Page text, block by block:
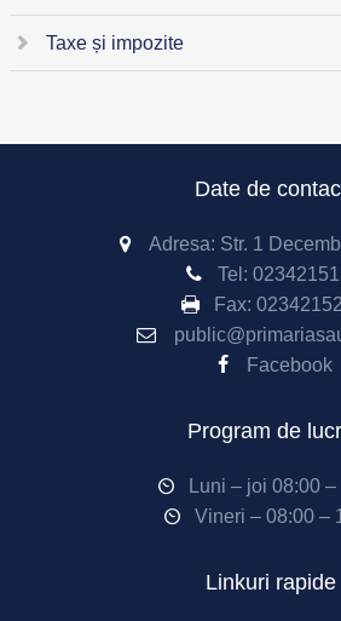
Taxe și impozite
Date de
Adresa: Str. 1
Tel:
Fax:
Facebook
Program de
Luni – joi 08:00 –
Vineri – 08:00 –
Linkuri rapide